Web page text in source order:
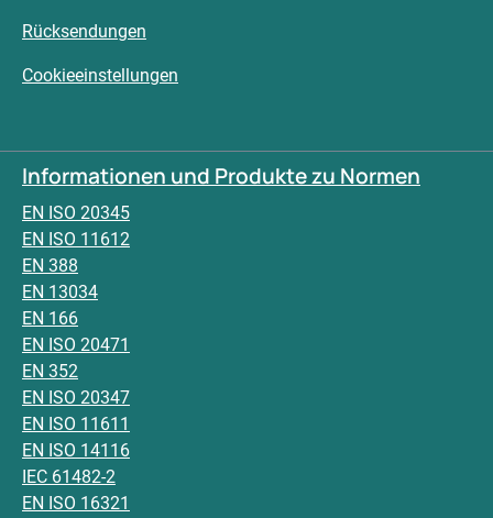
Rücksendungen
Cookieeinstellungen
Informationen und Produkte zu Normen
EN ISO 20345
EN ISO 11612
EN 388
EN 13034
EN 166
EN ISO 20471
EN 352
EN ISO 20347
EN ISO 11611
EN ISO 14116
IEC 61482-2
EN ISO 16321